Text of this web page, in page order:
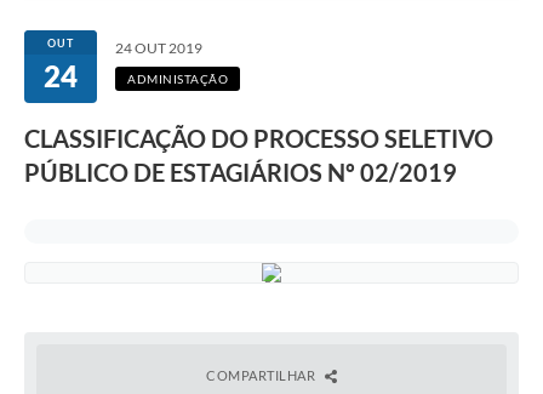
SECRETARIA E DEPARTAMENTOS
Planos Municipais
Transparência
OUT
24
24 OUT 2019
ADMINISTAÇÃO
CLASSIFICAÇÃO DO PROCESSO SELETIVO
PÚBLICO DE ESTAGIÁRIOS Nº 02/2019
COMPARTILHAR